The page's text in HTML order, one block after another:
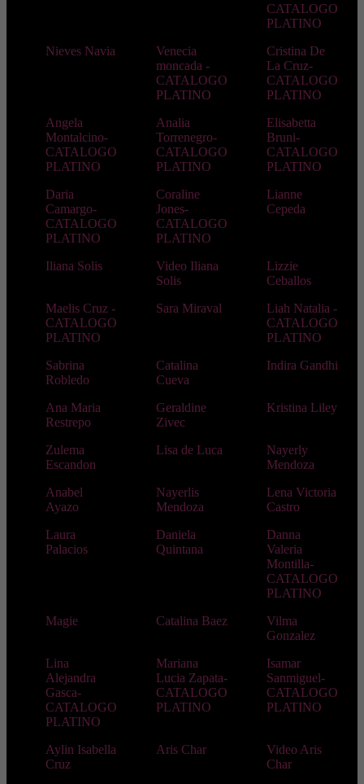
CATALOGO
PLATINO
Nieves Navia
Venecia
moncada -
CATALOGO
PLATINO
Cristina De
La Cruz-
CATALOGO
PLATINO
Angela
Montalcino-
CATALOGO
PLATINO
Analia
Torrenegro-
CATALOGO
PLATINO
Elisabetta
Bruni-
CATALOGO
PLATINO
Daria
Camargo-
CATALOGO
PLATINO
Coraline
Jones-
CATALOGO
PLATINO
Lianne
Cepeda
Iliana Solis
Video Iliana
Solis
Lizzie
Ceballos
Maelis Cruz -
CATALOGO
PLATINO
Sara Miraval
Liah Natalia -
CATALOGO
PLATINO
Sabrina
Robledo
Catalina
Cueva
Indira Gandhi
Ana Maria
Restrepo
Geraldine
Zivec
Kristina Liley
Zulema
Escandon
Lisa de Luca
Nayerly
Mendoza
Anabel
Ayazo
Nayerlis
Mendoza
Lena Victoria
Castro
Laura
Palacios
Daniela
Quintana
Danna
Valeria
Montilla-
CATALOGO
PLATINO
Magie
Catalina Baez
Vilma
Gonzalez
Lina
Alejandra
Gasca-
CATALOGO
PLATINO
Mariana
Lucia Zapata-
CATALOGO
PLATINO
Isamar
Sanmiguel-
CATALOGO
PLATINO
Aylin Isabella
Cruz
Aris Char
Video Aris
Char